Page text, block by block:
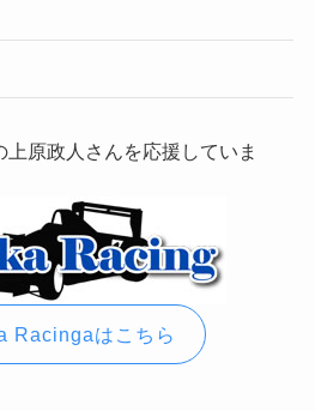
原政人さんを応援していま
Racingaはこちら